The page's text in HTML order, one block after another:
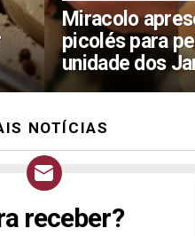
Miracolo
picolés para
unidade dos
NOTÍCIAS
receber?